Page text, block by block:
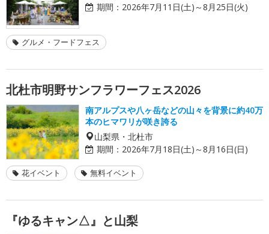
期間： 2026年7月11日(土)～8月25日(火)
グルメ・フードフェス
北杜市明野サンフラワーフェス2026
南アルプスや八ヶ岳などの山々を背景に約40万
本のヒマワリが咲き誇る
山梨県・北杜市
期間： 2026年7月18日(土)～8月16日(日)
花イベント 無料イベント
『ゆるキャン△』と山梨